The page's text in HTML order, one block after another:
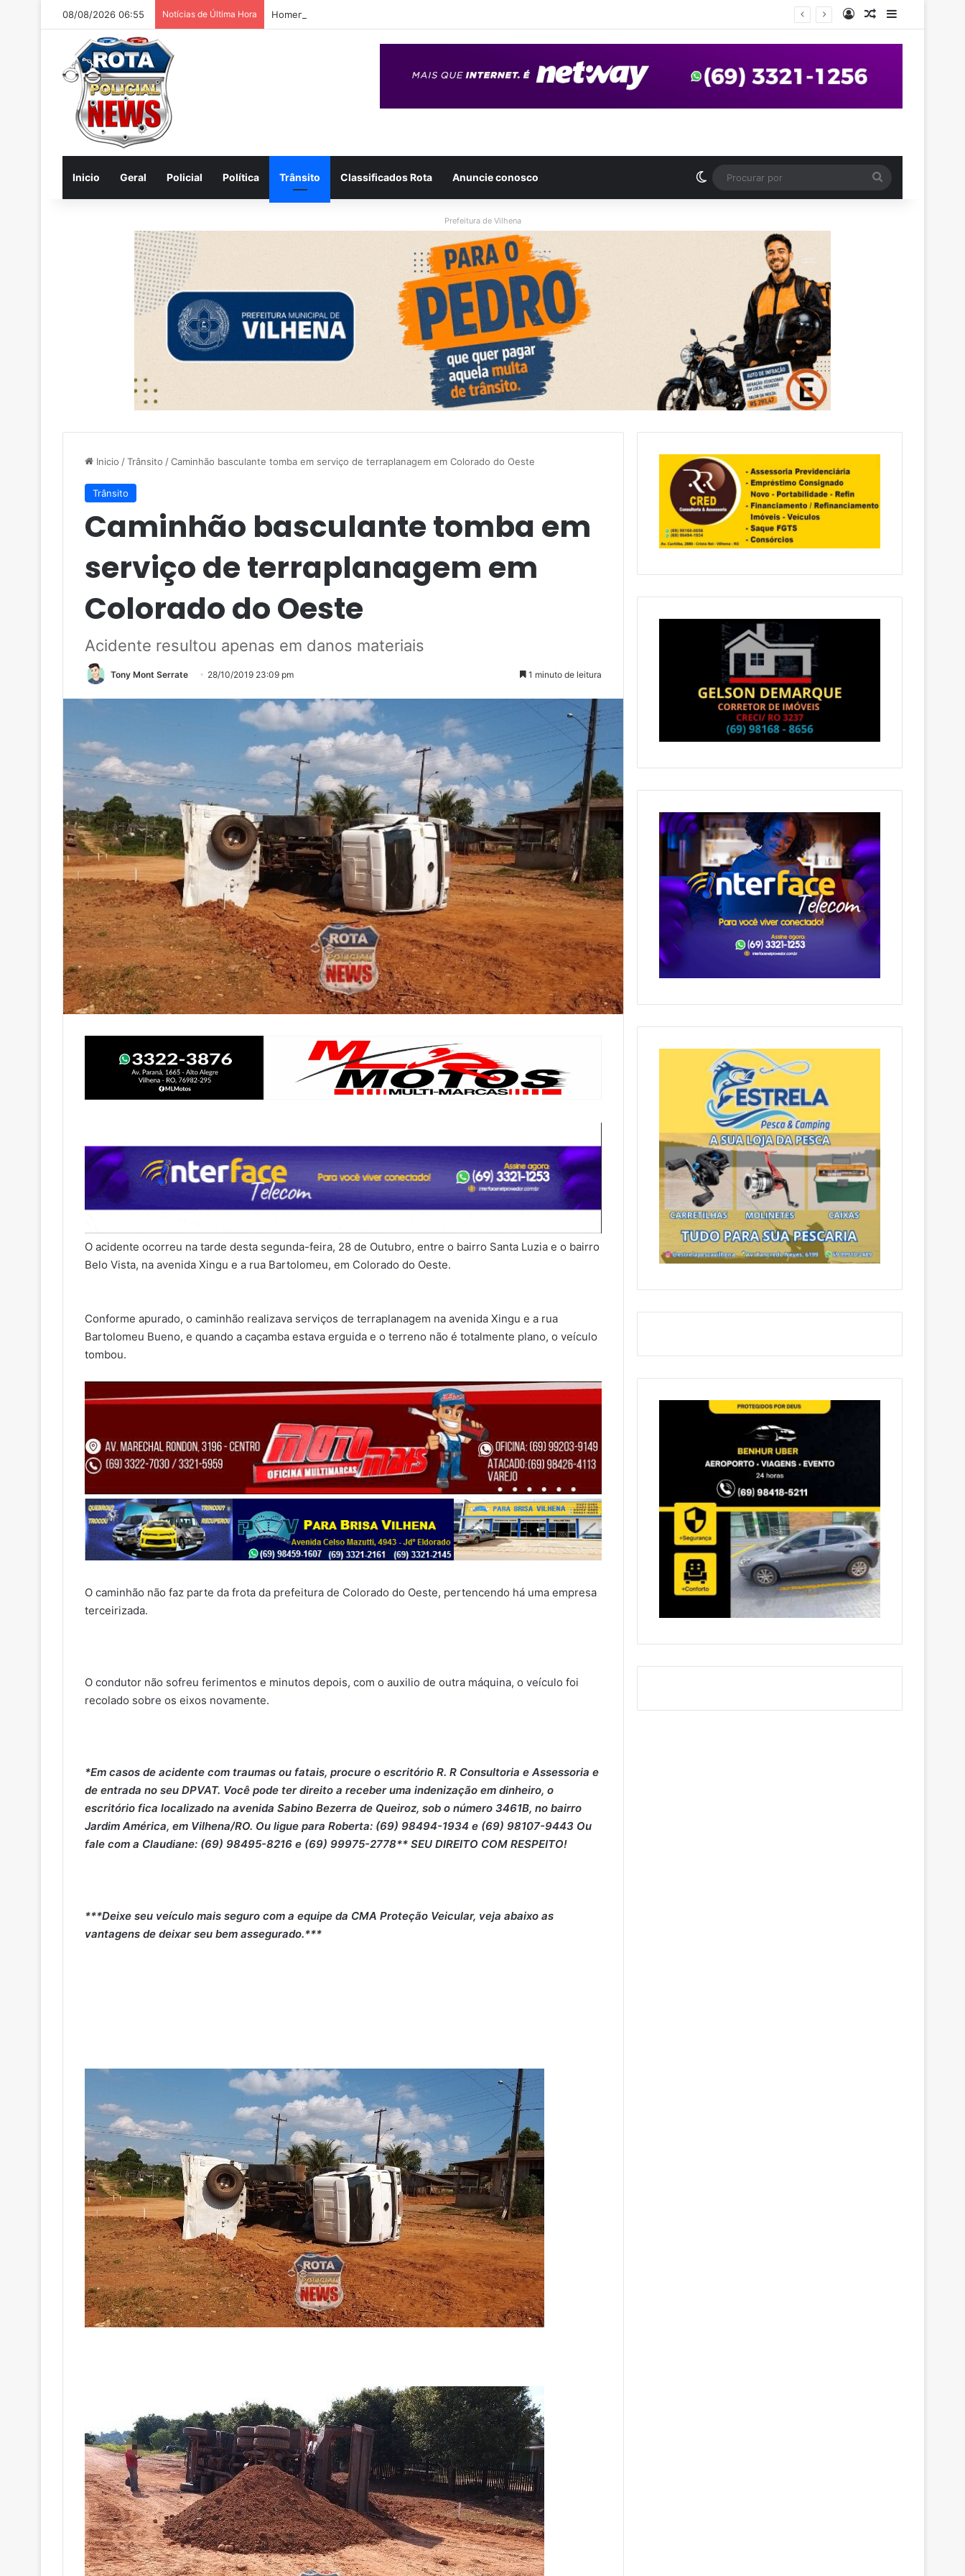
08/08/2026 06:55 Notícias de Última Hora Homem é preso após ser flagrado repassando porção de maconha a garoto de 14 anos em praça de Vilhena EntrarArtigo aleatório
Inicio Geral Policial Política Trânsito Classificados Rota Anuncie conosco Switch skin
por
Prefeitura de Vilhena
Inicio /Trânsito /Caminhão basculante tomba em serviço de terraplanagem em Colorado do Oeste
Trânsito
Caminhão basculante tomba em
serviço de terraplanagem em
Colorado do Oeste
Acidente resultou apenas em danos materiais
Tony Mont Serrate 28/10/2019 23:09 pm 1 minuto de leitura
O acidente ocorreu na tarde desta segunda-feira, 28 de Outubro, entre o bairro Santa Luzia e o bairro
Belo Vista, na avenida Xingu e a rua Bartolomeu, em Colorado do Oeste.
Conforme apurado, o caminhão realizava serviços de terraplanagem na avenida Xingu e a rua
Bartolomeu Bueno, e quando a caçamba estava erguida e o terreno não é totalmente plano, o veículo
tombou.
O caminhão não faz parte da frota da prefeitura de Colorado do Oeste, pertencendo há uma empresa
terceirizada.
O condutor não sofreu ferimentos e minutos depois, com o auxilio de outra máquina, o veículo foi
recolado sobre os eixos novamente.
*Em casos de acidente com traumas ou fatais, procure o escritório R. R Consultoria e Assessoria e
de entrada no seu DPVAT. Você pode ter direito a receber uma indenização em dinheiro, o
escritório fica localizado na avenida Sabino Bezerra de Queiroz, sob o número 3461B, no bairro
Jardim América, em Vilhena/RO. Ou ligue para Roberta: (69) 98494-1934 e (69) 98107-9443 Ou
fale com a Claudiane: (69) 98495-8216 e (69) 99975-2778** SEU DIREITO COM RESPEITO!
***Deixe seu veículo mais seguro com a equipe da CMA Proteção Veicular, veja abaixo as
vantagens de deixar seu bem assegurado.***